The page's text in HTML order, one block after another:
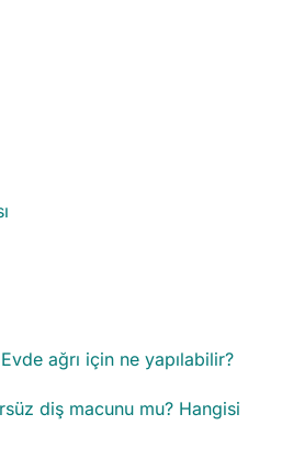
ağrı için ne yapılabilir?
diş macunu mu? Hangisi